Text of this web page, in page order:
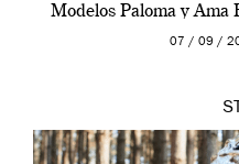
Modelos Paloma y Ama
outfit, cada07 / 09 /